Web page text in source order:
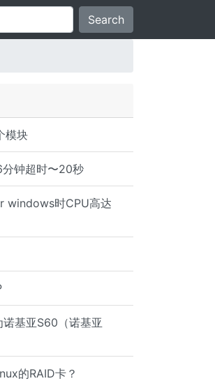
Search
模块
钟超时〜20秒
windows时CPU高达
基亚S60（诺基亚
的RAID卡？
3.6.9-151.el6.x86_64 samba-